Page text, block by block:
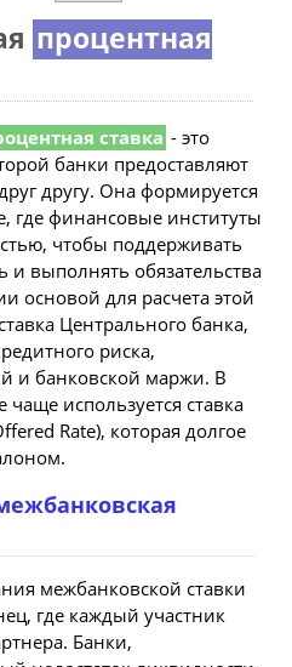
процентная
ставка - это
банки предоставляют
другу. Она формируется
где финансовые институты
чтобы поддерживать
и выполнять обязательства
основой для расчета этой
Центрального банка,
риска,
и банковской маржи. В
используется ставка
Rate), которая долгое
межбанковской ставки
где каждый участник
Банки,